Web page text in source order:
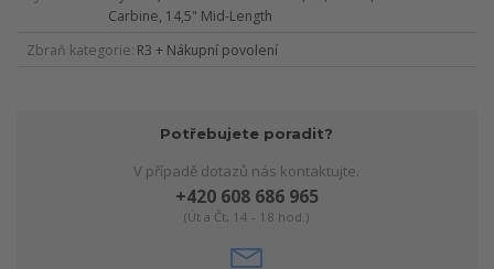
Carbine, 14,5" Mid-Length
Zbraň kategorie R3 + Nákupní povolení
Potřebujete poradit?
V případě dotazů nás kontaktujte.
+420 608 686 965
(Út a Čt, 14 - 18 hod.)